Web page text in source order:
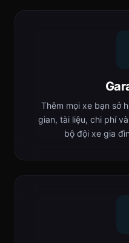
Thêm mọi xe bạn sở
gian, tài liệu, chi phí
bộ đội xe gia